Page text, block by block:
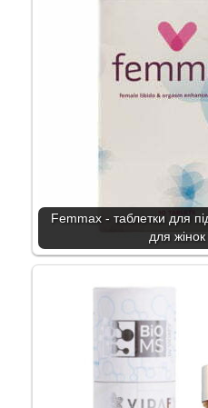
Femmax - таблетки для
для жінок